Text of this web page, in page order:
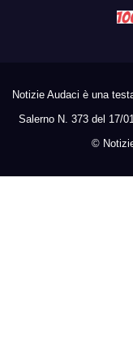
Notizie Audaci è una
Salerno N. 373 del 17/
©